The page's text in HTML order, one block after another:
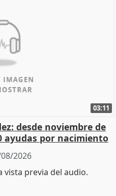
03:11
desde noviembre de
ayudas por nacimiento
2026